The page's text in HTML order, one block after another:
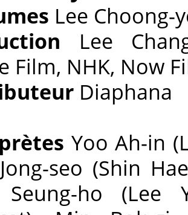
Lee Choong-
Lee
Film, NHK, Now
Diaphana
Yoo Ah-in
seo (Shin
ho (Lee